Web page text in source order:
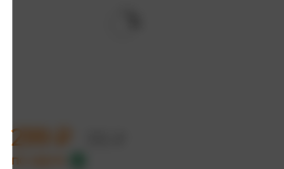
299 ₽
по карте